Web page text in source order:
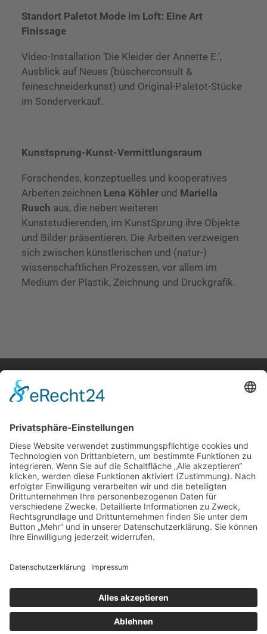
Standort Paletot Mode im Loft: Eine Art
Finissage
Video-Installation ‘Die Kleider der Annette E.’,
Ausblick auf Neues (büscherconsult &
feineschneiderkunst) und Original-Paletot-Stücke
im Sonderverkauf.
Kunstsprung-Kunst-Vermittlungsraum
Forschendes, konzeptuelles und kooperatives
Arbeiten zeichnen Lena Köhler und Mariella
Rusch aus, die neben weiteren
Kunststudierenden, im KunstSprung ihre Objekte
und Bilder präsentieren. Die Arbeiten verzweigen
sich zwischen künstlerischen und (natur-)
wissenschaftlichen Prozessen, vor allem im
Medium der Plastik, Zeichnung und Druckgrafik.
home.
aktuelles.
leute.
privatsphäreeinstellungen.